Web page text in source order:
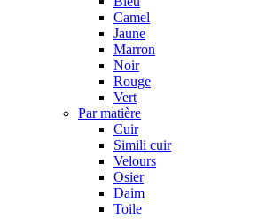
Camel
Jaune
Marron
Noir
Rouge
Vert
Par matière
Cuir
Simili cuir
Velours
Osier
Daim
Toile